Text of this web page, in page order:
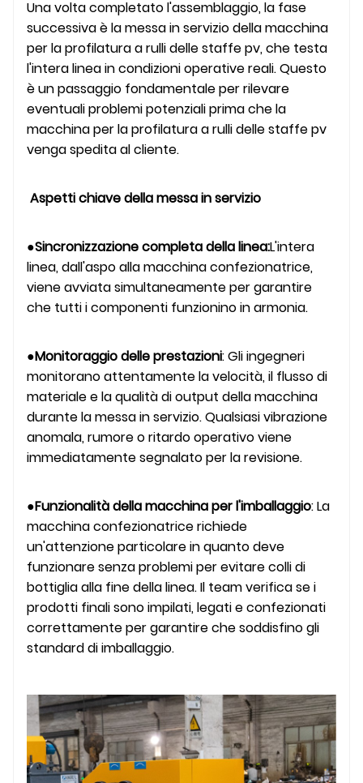
Una volta completato l'assemblaggio, la fase
successiva è la messa in servizio della macchina
per la profilatura a rulli delle staffe pv, che testa
l'intera linea in condizioni operative reali. Questo
è un passaggio fondamentale per rilevare
eventuali problemi potenziali prima che la
macchina per la profilatura a rulli delle staffe pv
venga spedita al cliente.
Aspetti chiave della messa in servizio
●Sincronizzazione completa della linea:L'intera
linea, dall'aspo alla macchina confezionatrice,
viene avviata simultaneamente per garantire
che tutti i componenti funzionino in armonia.
●Monitoraggio delle prestazioni: Gli ingegneri
monitorano attentamente la velocità, il flusso di
materiale e la qualità di output della macchina
durante la messa in servizio. Qualsiasi vibrazione
anomala, rumore o ritardo operativo viene
immediatamente segnalato per la revisione.
●Funzionalità della macchina per l'imballaggio: La
macchina confezionatrice richiede
un'attenzione particolare in quanto deve
funzionare senza problemi per evitare colli di
bottiglia alla fine della linea. Il team verifica se i
prodotti finali sono impilati, legati e confezionati
correttamente per garantire che soddisfino gli
standard di imballaggio.